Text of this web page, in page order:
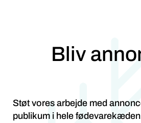
Bliv
Støt vores arbejde med
publikum i hele